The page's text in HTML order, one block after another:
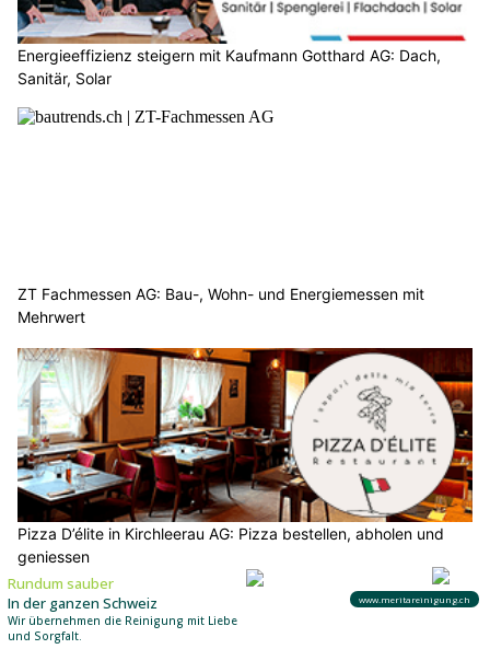
Energieeffizienz steigern mit Kaufmann Gotthard AG: Dach,
Sanitär, Solar
ZT Fachmessen AG: Bau-, Wohn- und Energiemessen mit
Mehrwert
Pizza D’élite in Kirchleerau AG: Pizza bestellen, abholen und
geniessen